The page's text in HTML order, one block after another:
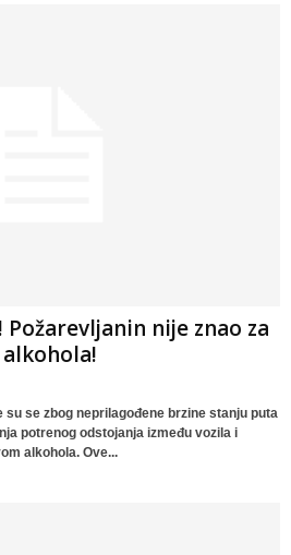
Požarevljanin nije znao za
su se zbog neprilagođene brzine stanju puta
potrenog odstojanja između vozila i
alkohola. Ove...